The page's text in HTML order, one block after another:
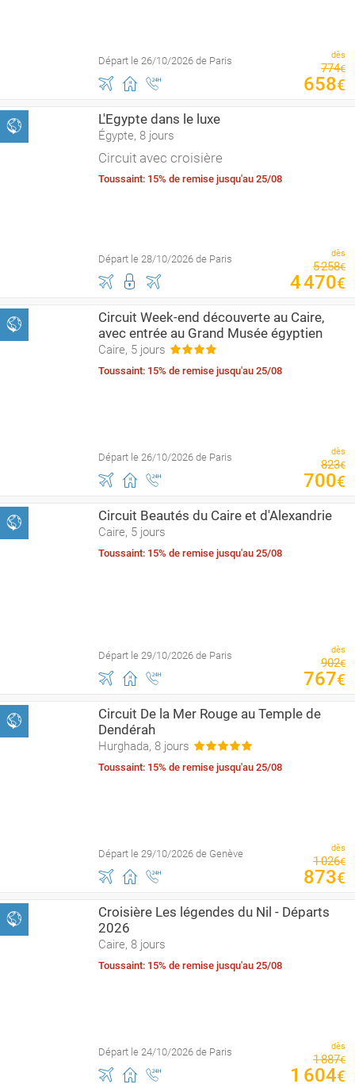
Départ le 26/10/2026 de Paris dès
774€
658€
L'Egypte dans le luxe
Égypte, 8 jours
Circuit avec croisière
Toussaint: 15% de remise jusqu'au 25/08
Départ le 28/10/2026 de Paris dès
5258€
4470€
Circuit Week-end découverte au Caire,
avec entrée au Grand Musée égyptien
Caire, 5 jours
Toussaint: 15% de remise jusqu'au 25/08
Départ le 26/10/2026 de Paris dès
823€
700€
Circuit Beautés du Caire et d'Alexandrie
Caire, 5 jours
Toussaint: 15% de remise jusqu'au 25/08
Départ le 29/10/2026 de Paris dès
902€
767€
Circuit De la Mer Rouge au Temple de
Dendérah
Hurghada, 8 jours
Toussaint: 15% de remise jusqu'au 25/08
Départ le 29/10/2026 de Genève dès
1026€
873€
Croisière Les légendes du Nil - Départs
2026
Caire, 8 jours
Toussaint: 15% de remise jusqu'au 25/08
Départ le 24/10/2026 de Paris dès
1887€
1 604€